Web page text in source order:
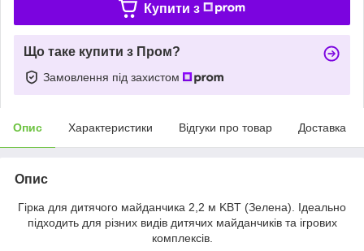
Купити з
Що таке купити з Пром?
Замовлення під захистом
Опис Характеристики Відгуки про товар Доставка
Опис
Гірка для дитячого майданчика 2,2 м KBT (Зелена). Ідеально
підходить для різних видів дитячих майданчиків та ігрових
комплексів.